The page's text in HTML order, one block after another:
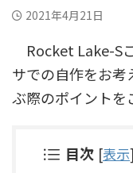
2021年4月21日
Rocket Lake-S
サでの自作をお
ぶ際のポイントを
目次 [表示]